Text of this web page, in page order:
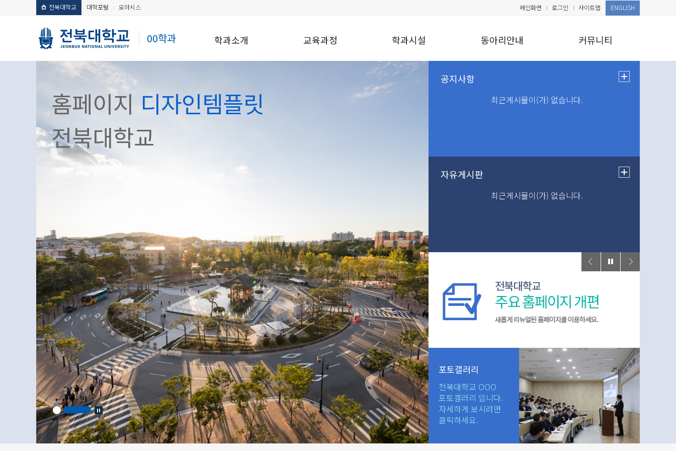
전북대학교 대학포털 오아시스
00학과
메인화면 로그인 사이트맵 ENGLISH
학과소개 교육과정 학과시설 동아리안내 커뮤니티
홈페이지디자인템플릿
전북대학교
최근게시물이(가) 없습니다.
최근게시물이(가) 없습니다.
포토갤러리
전북대학교 OOO
포토갤러리 입니다.
자세하게 보시려면
클릭하세요.